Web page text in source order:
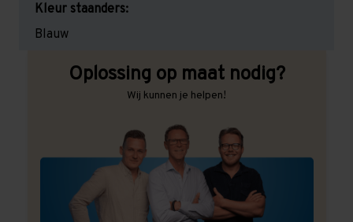
Kleur staanders:
Blauw
Oplossing op maat nodig?
Wij kunnen je helpen!